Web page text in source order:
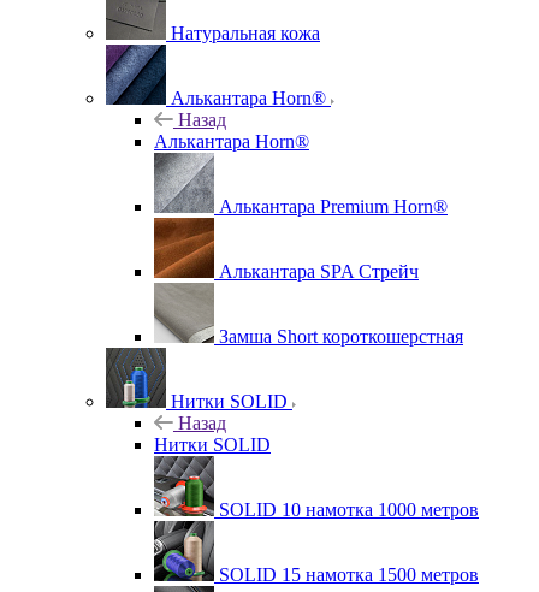
Натуральная кожа
Алькантара Horn®
Назад
Алькантара Horn®
Алькантара Premium Horn®
Алькантара SPA Стрейч
Замша Short короткошерстная
Нитки SOLID
Назад
Нитки SOLID
SOLID 10 намотка 1000 метров
SOLID 15 намотка 1500 метров